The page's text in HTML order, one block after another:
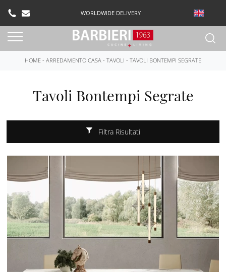
WORLDWIDE DELIVERY
HOME - ARREDAMENTO CASA - TAVOLI - TAVOLI BONTEMPI SEGRATE
Tavoli Bontempi Segrate
Filtra Risultati